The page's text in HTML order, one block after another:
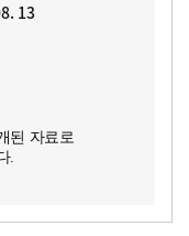
13
된 자료로
.